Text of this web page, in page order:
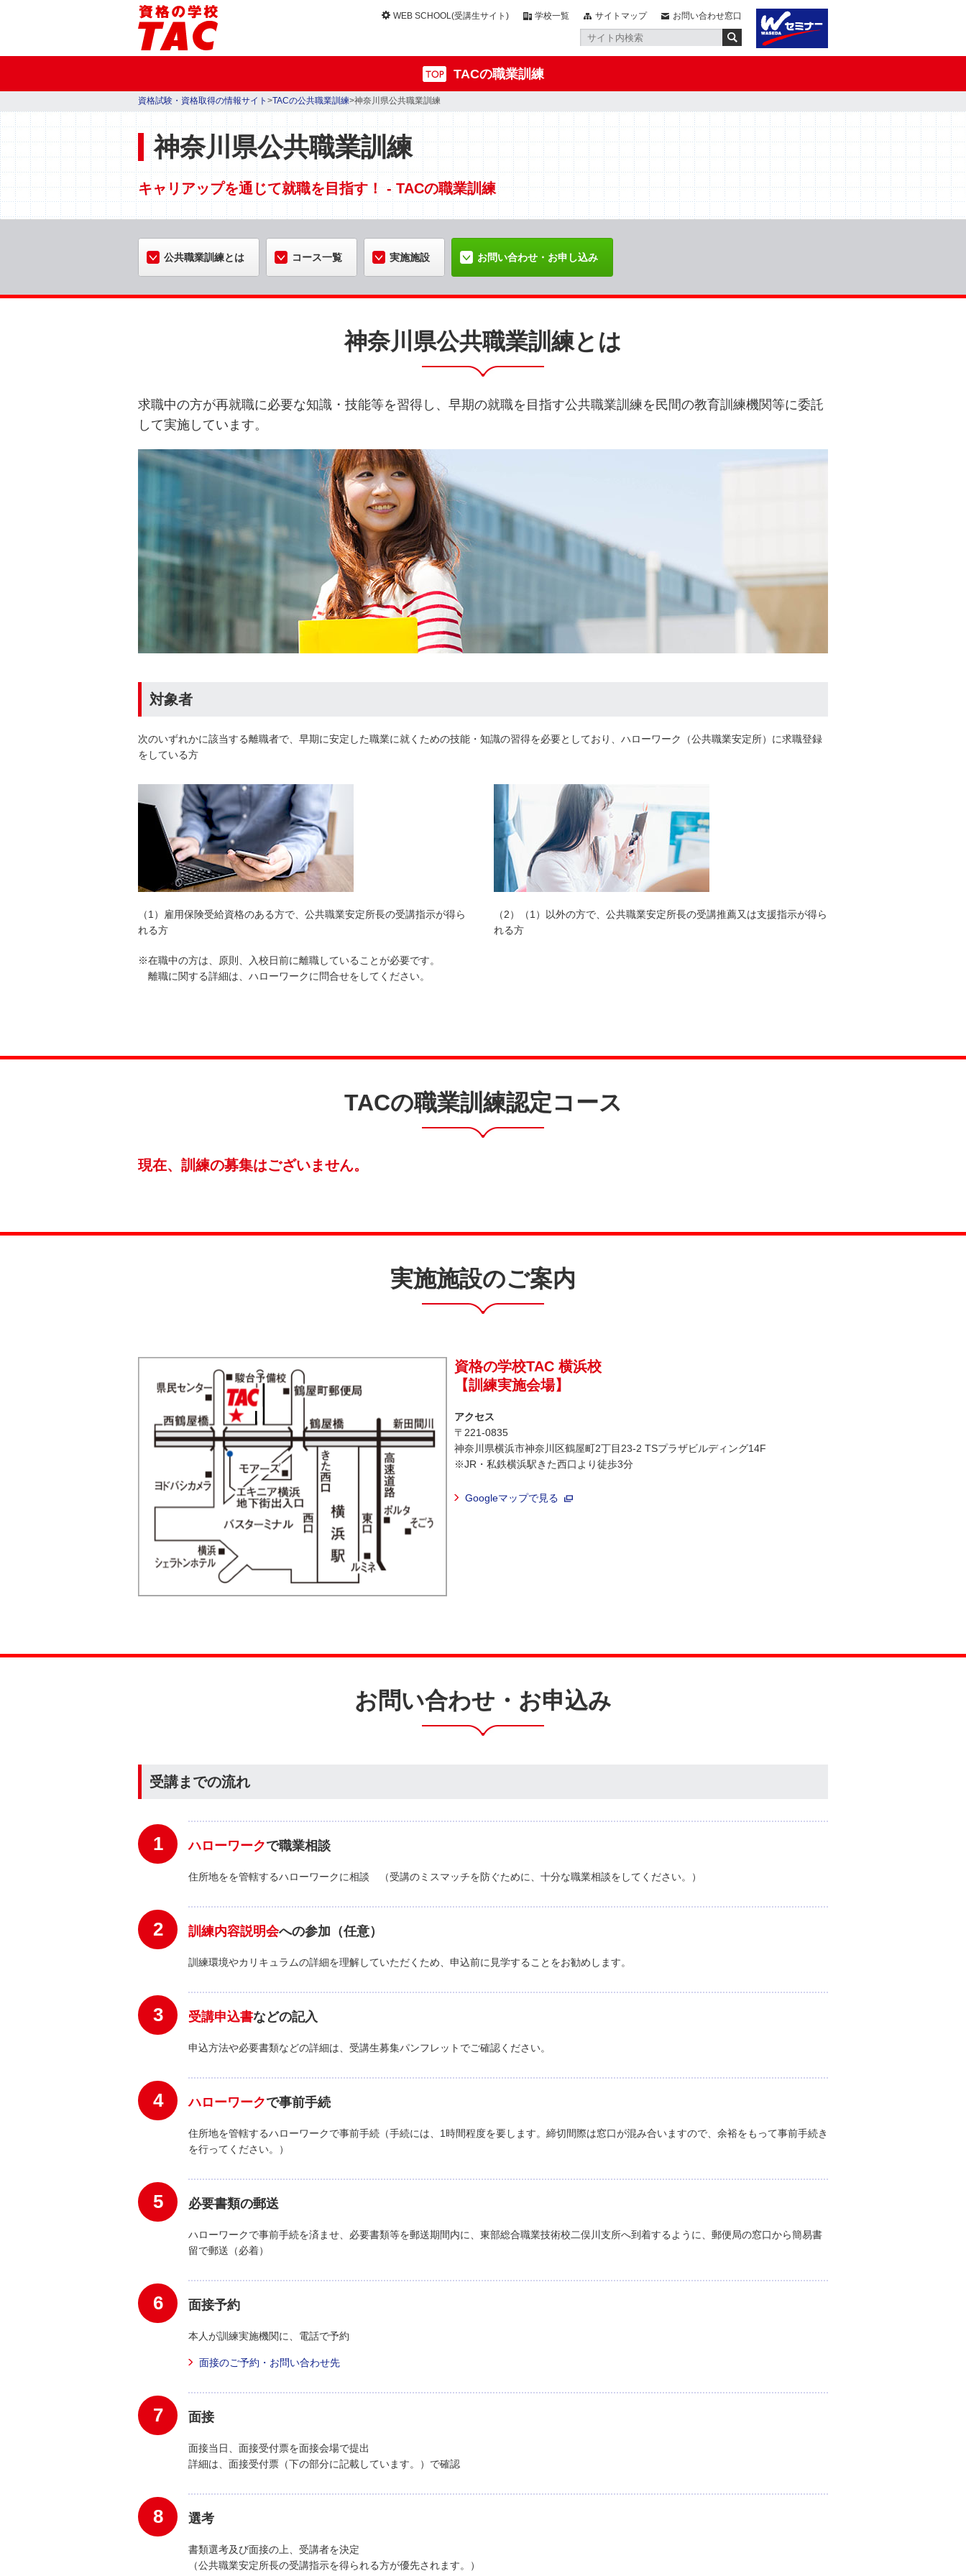
WEB SCHOOL(受講生サイト) 学校一覧 サイトマップ お問い合わせ窓口
TACの職業訓練
資格試験・資格取得の情報サイト >TACの公共職業訓練>神奈川県公共職業訓練
神奈川県公共職業訓練
キャリアップを通じて就職を目指す！ - TACの職業訓練
公共職業訓練とは コース一覧 実施施設 お問い合わせ・お申し込み
神奈川県公共職業訓練とは
求職中の方が再就職に必要な知識・技能等を習得し、早期の就職を目指す公共職業訓練を民間の教育訓練機関等に委託
して実施しています。
対象者
次のいずれかに該当する離職者で、早期に安定した職業に就くための技能・知識の習得を必要としており、ハローワーク（公共職業安定所）に求職登録
をしている方
（1）雇用保険受給資格のある方で、公共職業安定所長の受講指示が得ら
れる方
（2）（1）以外の方で、公共職業安定所長の受講推薦又は支援指示が得ら
れる方
※在職中の方は、原則、入校日前に離職していることが必要です。
離職に関する詳細は、ハローワークに問合せをしてください。
TACの職業訓練認定コース
現在、訓練の募集はございません。
実施施設のご案内
資格の学校TAC 横浜校
【訓練実施会場】
アクセス
〒221-0835
神奈川県横浜市神奈川区鶴屋町2丁目23-2 TSプラザビルディング14F
※JR・私鉄横浜駅きた西口より徒歩3分
Googleマップで見る
お問い合わせ・お申込み
受講までの流れ
1 ハローワークで職業相談
住所地をを管轄するハローワークに相談 （受講のミスマッチを防ぐために、十分な職業相談をしてください。）
2 訓練内容説明会への参加（任意）
訓練環境やカリキュラムの詳細を理解していただくため、申込前に見学することをお勧めします。
3 受講申込書などの記入
申込方法や必要書類などの詳細は、受講生募集パンフレットでご確認ください。
4 ハローワークで事前手続
住所地を管轄するハローワークで事前手続（手続には、1時間程度を要します。締切間際は窓口が混み合いますので、余裕をもって事前手続き
を行ってください。）
5 必要書類の郵送
ハローワークで事前手続を済ませ、必要書類等を郵送期間内に、東部総合職業技術校二俣川支所へ到着するように、郵便局の窓口から簡易書
留で郵送（必着）
6 面接予約
本人が訓練実施機関に、電話で予約
面接のご予約・お問い合わせ先
7 面接
面接当日、面接受付票を面接会場で提出
詳細は、面接受付票（下の部分に記載しています。）で確認
8 選考
書類選考及び面接の上、受講者を決定
（公共職業安定所長の受講指示を得られる方が優先されます。）